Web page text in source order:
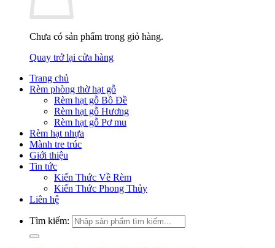
Chưa có sản phẩm trong giỏ hàng.
Quay trở lại cửa hàng
Trang chủ
Rèm phòng thờ hạt gỗ
Rèm hạt gỗ Bồ Đề
Rèm hạt gỗ Hương
Rèm hạt gỗ Pơ mu
Rèm hạt nhựa
Mành tre trúc
Giới thiệu
Tin tức
Kiến Thức Về Rèm
Kiến Thức Phong Thủy
Liên hệ
Tìm kiếm: